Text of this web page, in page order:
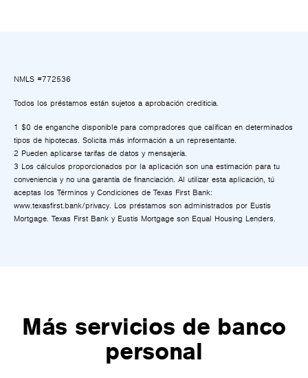
NMLS #772536
Todos los préstamos están sujetos a aprobación crediticia.
1 $0 de enganche disponible para compradores que califican en determinados
tipos de hipotecas. Solicita más información a un representante.
2 Pueden aplicarse tarifas de datos y mensajería.
3 Los cálculos proporcionados por la aplicación son una estimación para tu
conveniencia y no una garantía de financiación. Al utilizar esta aplicación, tú
aceptas los Términos y Condiciones de Texas First Bank:
www.texasfirst.bank/privacy. Los préstamos son administrados por Eustis
Mortgage. Texas First Bank y Eustis Mortgage son Equal Housing Lenders.
Más servicios de banco
personal